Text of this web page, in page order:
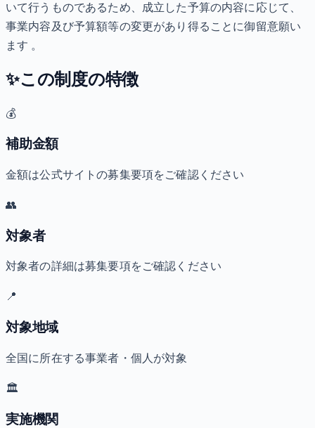
いて行うものであるため、成立した予算の内容に応じて、
事業内容及び予算額等の変更があり得ることに御留意願い
ます 。
✨この制度の特徴
💰
補助金額
金額は公式サイトの募集要項をご確認ください
👥
対象者
対象者の詳細は募集要項をご確認ください
📍
対象地域
全国に所在する事業者・個人が対象
🏛️
実施機関